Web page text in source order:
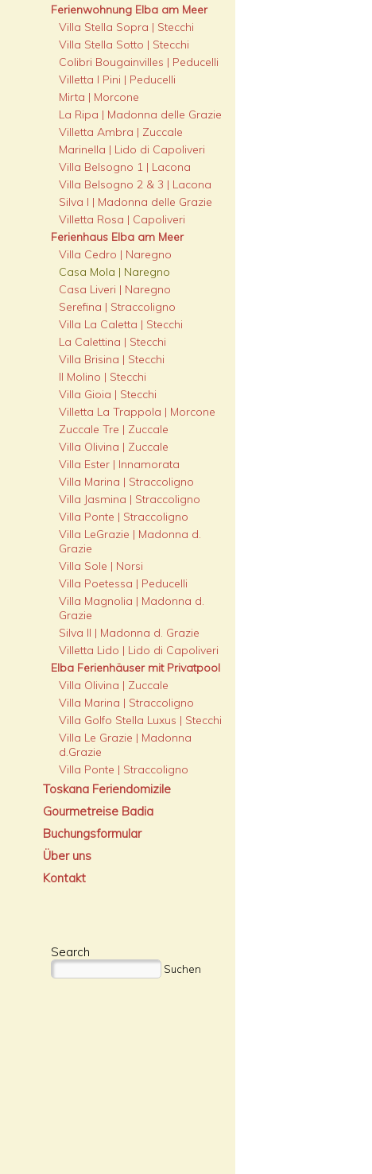
Ferienwohnung Elba am Meer
Villa Stella Sopra | Stecchi
Villa Stella Sotto | Stecchi
Colibri Bougainvilles | Peducelli
Villetta I Pini | Peducelli
Mirta | Morcone
La Ripa | Madonna delle Grazie
Villetta Ambra | Zuccale
Marinella | Lido di Capoliveri
Villa Belsogno 1 | Lacona
Villa Belsogno 2 & 3 | Lacona
Silva I | Madonna delle Grazie
Villetta Rosa | Capoliveri
Ferienhaus Elba am Meer
Villa Cedro | Naregno
Casa Mola | Naregno
Casa Liveri | Naregno
Serefina | Straccoligno
Villa La Caletta | Stecchi
La Calettina | Stecchi
Villa Brisina | Stecchi
Il Molino | Stecchi
Villa Gioia | Stecchi
Villetta La Trappola | Morcone
Zuccale Tre | Zuccale
Villa Olivina | Zuccale
Villa Ester | Innamorata
Villa Marina | Straccoligno
Villa Jasmina | Straccoligno
Villa Ponte | Straccoligno
Villa LeGrazie | Madonna d.
Grazie
Villa Sole | Norsi
Villa Poetessa | Peducelli
Villa Magnolia | Madonna d.
Grazie
Silva II | Madonna d. Grazie
Villetta Lido | Lido di Capoliveri
Elba Ferienhäuser mit Privatpool
Villa Olivina | Zuccale
Villa Marina | Straccoligno
Villa Golfo Stella Luxus | Stecchi
Villa Le Grazie | Madonna
d.Grazie
Villa Ponte | Straccoligno
Toskana Feriendomizile
Gourmetreise Badia
Buchungsformular
Über uns
Kontakt
Search